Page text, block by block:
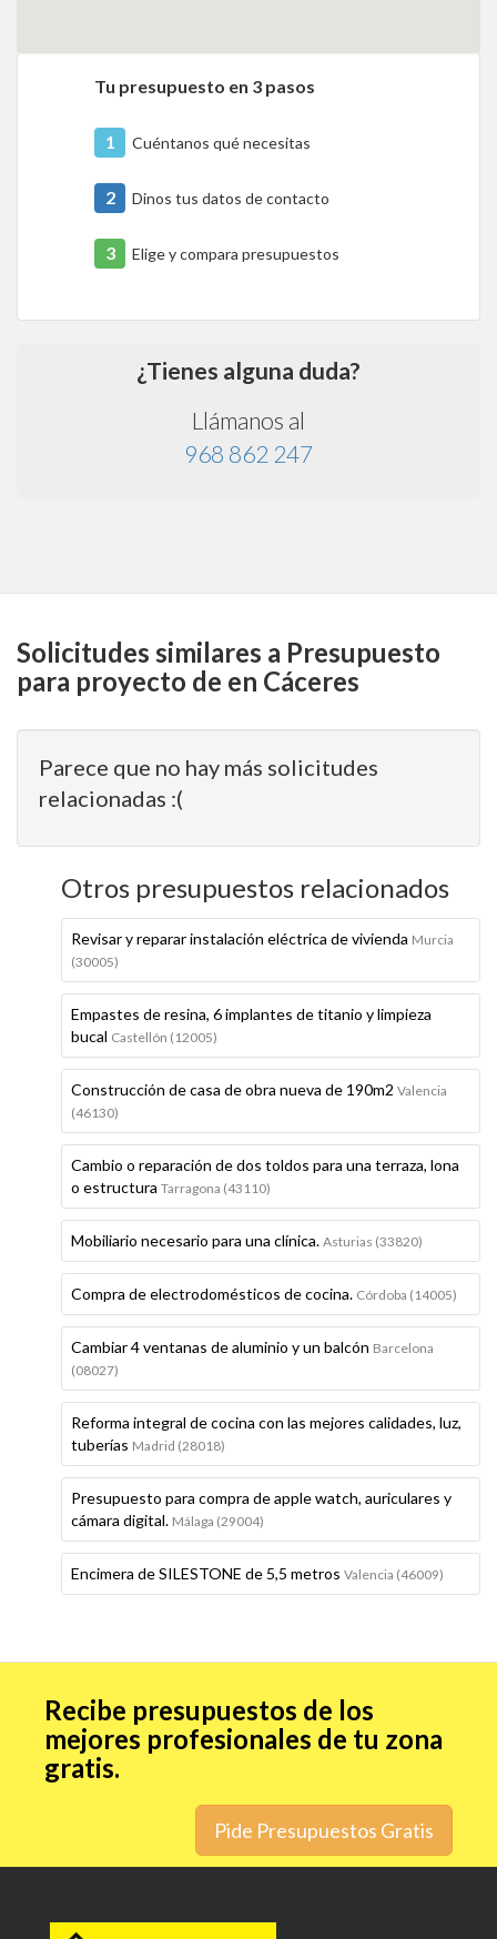
Tu presupuesto en 3 pasos
1 Cuéntanos qué necesitas
2 Dinos tus datos de contacto
3 Elige y compara presupuestos
¿Tienes alguna duda?
Llámanos al
968 862 247
Solicitudes similares a Presupuesto
para proyecto de en Cáceres
Parece que no hay más solicitudes
relacionadas :(
Otros presupuestos relacionados
Revisar y reparar instalación eléctrica de vivienda Murcia
(30005)
Empastes de resina, 6 implantes de titanio y limpieza
bucal Castellón (12005)
Construcción de casa de obra nueva de 190m2 Valencia
(46130)
Cambio o reparación de dos toldos para una terraza, lona
o estructura Tarragona (43110)
Mobiliario necesario para una clínica. Asturias (33820)
Compra de electrodomésticos de cocina. Córdoba (14005)
Cambiar 4 ventanas de aluminio y un balcón Barcelona
(08027)
Reforma integral de cocina con las mejores calidades, luz,
tuberías Madrid (28018)
Presupuesto para compra de apple watch, auriculares y
cámara digital. Málaga (29004)
Encimera de SILESTONE de 5,5 metros Valencia (46009)
Recibe presupuestos de los
mejores profesionales de tu zona
gratis.
Pide Presupuestos Gratis